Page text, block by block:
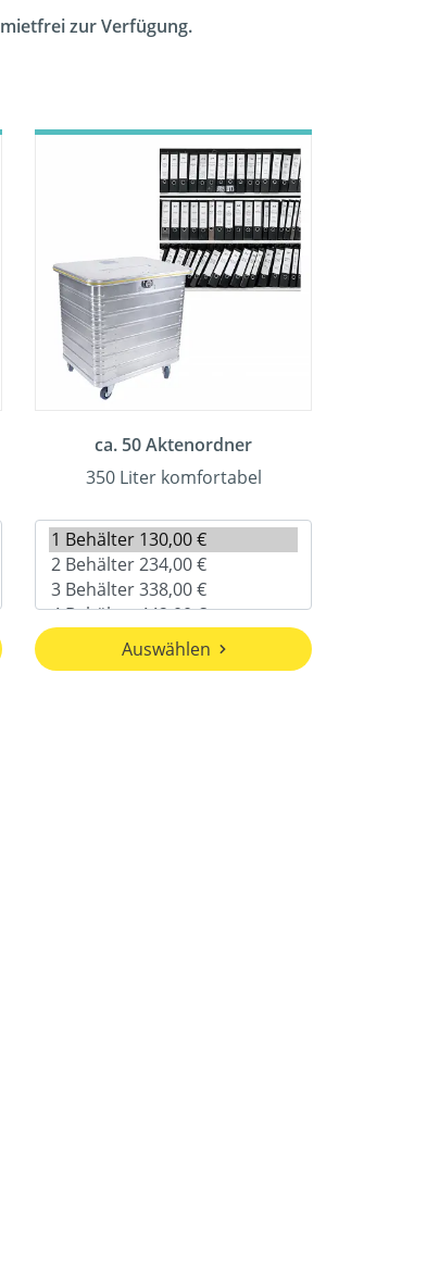
zur Verfügung.
ca. 50 Aktenordner
350 Liter komfortabel
Auswählen